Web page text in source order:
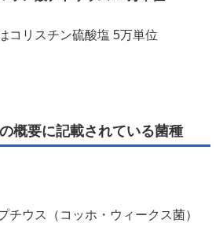
コリスチン硫酸塩 5万単位
概要に記載されている菌種
チウス（コッホ・ウィークス菌）